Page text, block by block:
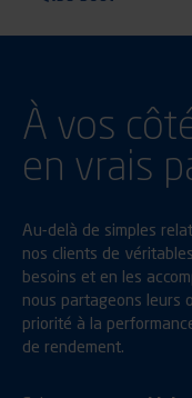
À vos
en vrais
Au-delà de simples
nos clients de
besoins et en les
nous partageons leurs
priorité à la
de rendement.